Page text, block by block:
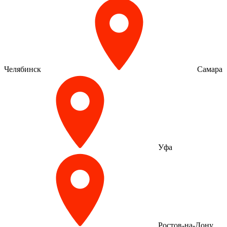
Челябинск Самара
Уфа
Ростов-на-Дону